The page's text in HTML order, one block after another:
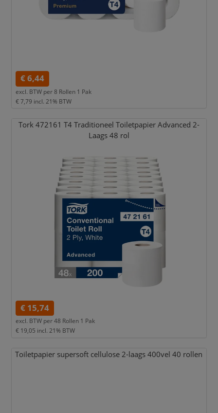
€ 6,44
excl. BTW per8 Rollen 1 Pak
€ 7,79 incl. 21% BTW
Tork 472161 T4 Traditioneel Toiletpapier Advanced 2-
Laags 48 rol
€ 15,74
excl. BTW per48 Rollen 1 Pak
€ 19,05 incl. 21% BTW
Toiletpapier supersoft cellulose 2-laags 400vel 40 rollen